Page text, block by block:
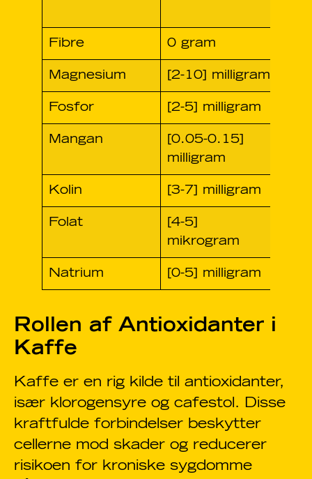
Fibre 0 gram
Magnesium [2-10] milligram
Fosfor [2-5] milligram
Mangan
[0.05-0.15]
milligram
Kolin [3-7] milligram
Folat
[4-5]
mikrogram
Natrium [0-5] milligram
Rollen af Antioxidanter i
Kaffe
Kaffe er en rig kilde til antioxidanter,
især klorogensyre og cafestol. Disse
kraftfulde forbindelser beskytter
cellerne mod skader og reducerer
risikoen for kroniske sygdomme